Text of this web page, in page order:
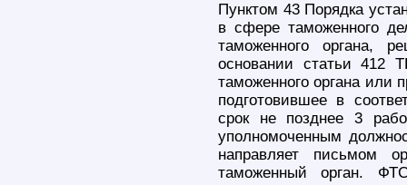
Пунктом 43 Порядка
в сфере таможенного
таможенного органа,
основании статьи 412
таможенного органа или
подготовившее в
срок не позднее 3
уполномоченным
направляет письмом
таможенный орган.